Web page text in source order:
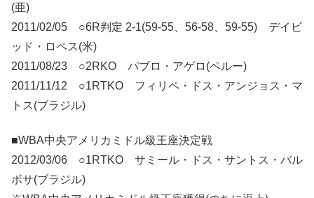
(亜)
2011/02/05 ○6R判定 2-1(59-55、56-58、59-55) デイビ
ッド・ロペス(米)
2011/08/23 ○2RKO パブロ・アゲロ(ペルー)
2011/11/12 ○1RTKO フィリペ・ドス・アンジョス・マ
トス(ブラジル)
■WBA中央アメリカミドル級王座決定戦
2012/03/06 ○1RTKO サミール・ドス・サントス・バル
ボサ(ブラジル)